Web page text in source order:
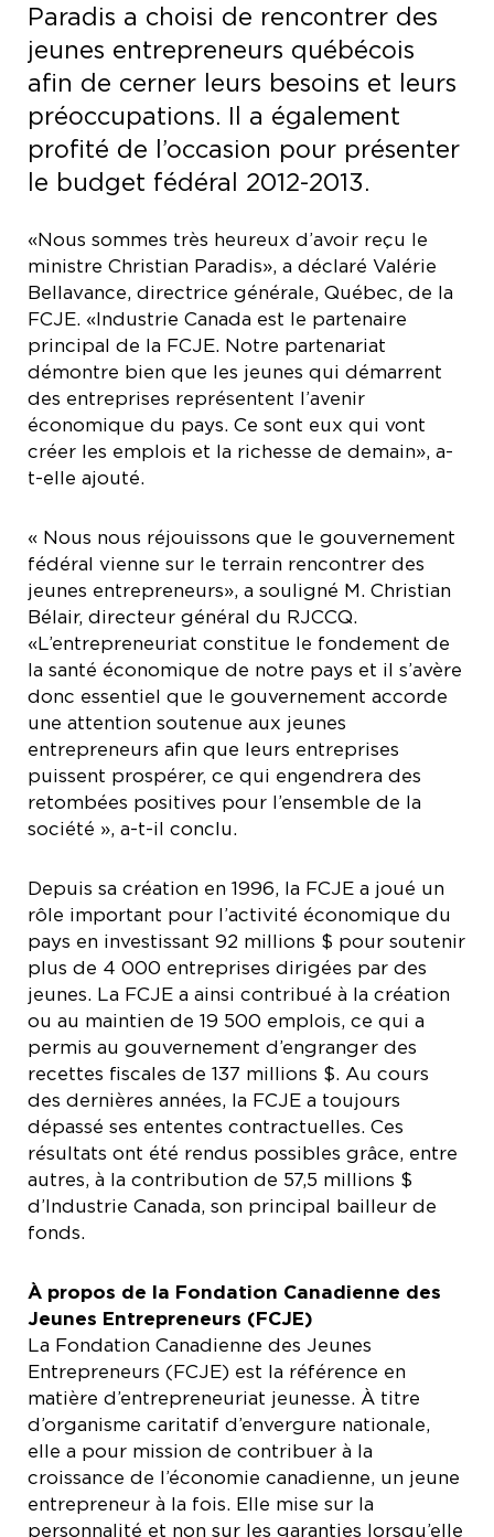
Paradis a choisi de rencontrer des
jeunes entrepreneurs québécois
afin de cerner leurs besoins et leurs
préoccupations. Il a également
profité de l’occasion pour présenter
le budget fédéral 2012-2013.
«Nous sommes très heureux d’avoir reçu le
ministre Christian Paradis», a déclaré Valérie
Bellavance, directrice générale, Québec, de la
FCJE. «Industrie Canada est le partenaire
principal de la FCJE. Notre partenariat
démontre bien que les jeunes qui démarrent
des entreprises représentent l’avenir
économique du pays. Ce sont eux qui vont
créer les emplois et la richesse de demain», a-
t-elle ajouté.
« Nous nous réjouissons que le gouvernement
fédéral vienne sur le terrain rencontrer des
jeunes entrepreneurs», a souligné M. Christian
Bélair, directeur général du RJCCQ.
«L’entrepreneuriat constitue le fondement de
la santé économique de notre pays et il s’avère
donc essentiel que le gouvernement accorde
une attention soutenue aux jeunes
entrepreneurs afin que leurs entreprises
puissent prospérer, ce qui engendrera des
retombées positives pour l’ensemble de la
société », a-t-il conclu.
Depuis sa création en 1996, la FCJE a joué un
rôle important pour l’activité économique du
pays en investissant 92 millions $ pour soutenir
plus de 4 000 entreprises dirigées par des
jeunes. La FCJE a ainsi contribué à la création
ou au maintien de 19 500 emplois, ce qui a
permis au gouvernement d’engranger des
recettes fiscales de 137 millions $. Au cours
des dernières années, la FCJE a toujours
dépassé ses ententes contractuelles. Ces
résultats ont été rendus possibles grâce, entre
autres, à la contribution de 57,5 millions $
d’Industrie Canada, son principal bailleur de
fonds.
À propos de la Fondation Canadienne des
Jeunes Entrepreneurs (FCJE)
La Fondation Canadienne des Jeunes
Entrepreneurs (FCJE) est la référence en
matière d’entrepreneuriat jeunesse. À titre
d’organisme caritatif d’envergure nationale,
elle a pour mission de contribuer à la
croissance de l’économie canadienne, un jeune
entrepreneur à la fois. Elle mise sur la
personnalité et non sur les garanties lorsqu’elle